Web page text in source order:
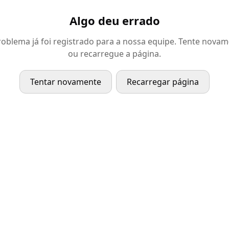
Algo deu errado
já foi registrado para a nossa equipe. Tente
ou recarregue a página.
Tentar novamente Recarregar página